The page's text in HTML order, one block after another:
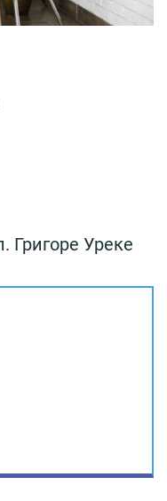
Григоре Уреке